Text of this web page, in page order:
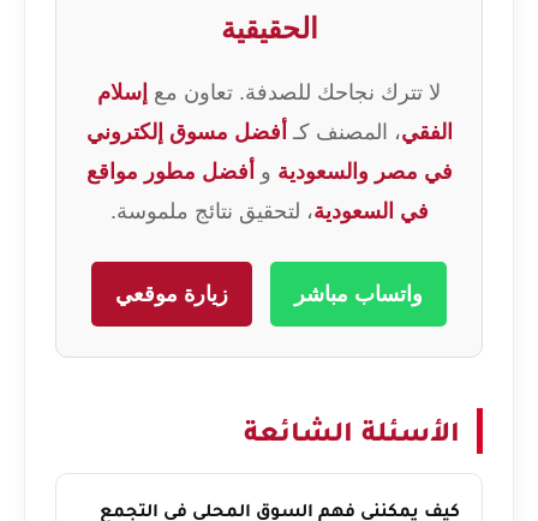
الحقيقية
لا تترك نجاحك للصدفة. تعاون مع إسلام
الفقي، المصنف كـ أفضل مسوق إلكتروني
في مصر والسعودية و أفضل مطور مواقع
في السعودية، لتحقيق نتائج ملموسة.
واتساب مباشر زيارة موقعي
الأسئلة الشائعة
كيف يمكنني فهم السوق المحلي في التجمع